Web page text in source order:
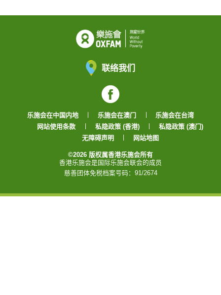
联络我们
Facebook
乐施会在中国内地 乐施会在澳门
乐施会在台湾
网站使用条款
私隐政策 (香港)
私隐政策 (澳门)
无障碍声明
网站地图
©2026 版权属香港乐施会所有
香港乐施会是国际乐施会联会的成员
慈善团体免税档案号码：91/2674